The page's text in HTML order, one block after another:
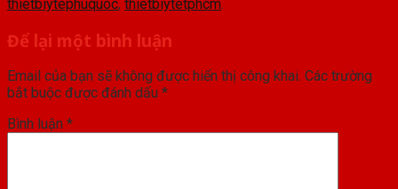
thietbiytephuquoc, thietbiytetphcm
Để lại một bình luận
Email của bạn sẽ không được hiển thị công khai. Các trường
bắt buộc được đánh dấu *
Bình luận *